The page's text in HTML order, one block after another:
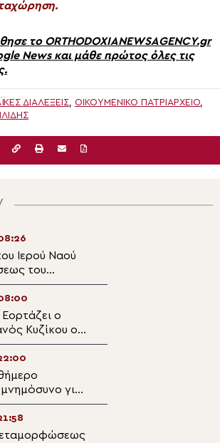
το ORTHODOXIANEWSAGENCY.gr
News και μάθε πρώτος όλες τις
ΔΙΑΛΈΞΕΙΣ, ΟΙΚΟΥΜΕΝΙΚΟ ΠΑΤΡΙΑΡΧΕΙΟ,
Ιερού Ναού
του
Παραλία
ο
Κυζίκου ο
για
Μαρτσούκο
Απιδέας